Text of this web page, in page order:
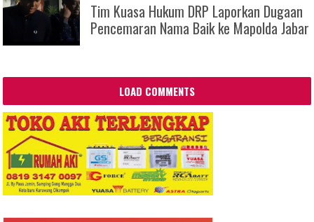
Tim Kuasa Hukum DRP Laporkan Dugaan
Pencemaran Nama Baik ke Mapolda Jabar
LOAD COMMENTS